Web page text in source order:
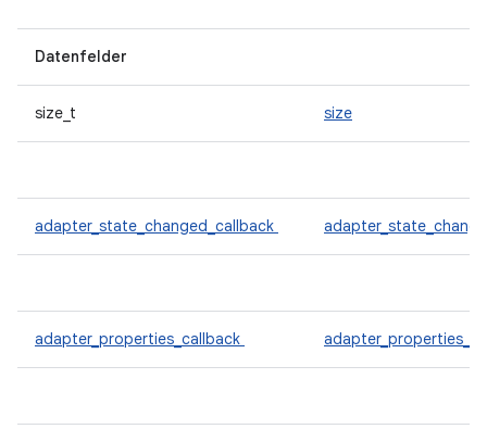
Datenfelder
size_t size
adapter_state_changed_callback
adapter_properties_callback